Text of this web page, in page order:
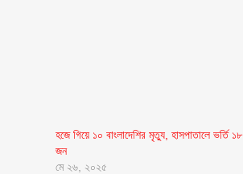
হজে গিয়ে ১০ বাংলাদেশির মৃত্যু, হাসপাতালে ভর্তি ১৮
জন
মে ২৬, ২০২৫